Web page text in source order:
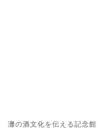
灘の酒文化を伝える記念館